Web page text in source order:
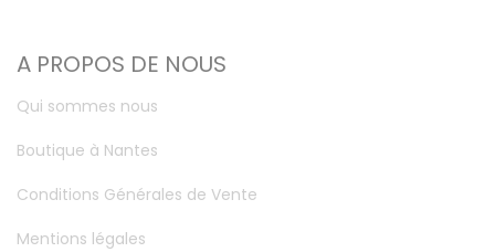
A PROPOS DE NOUS
Qui sommes nous
Boutique à Nantes
Conditions Générales de Vente
Mentions légales